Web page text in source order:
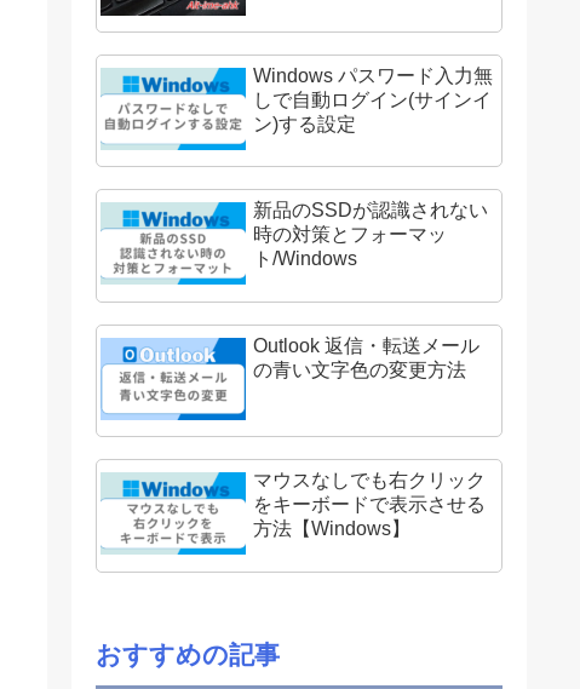
Windows パスワード入力無
しで自動ログイン(サインイ
ン)する設定
新品のSSDが認識されない
時の対策とフォーマッ
ト/Windows
Outlook 返信・転送メール
の青い文字色の変更方法
マウスなしでも右クリック
をキーボードで表示させる
方法【Windows】
おすすめの記事